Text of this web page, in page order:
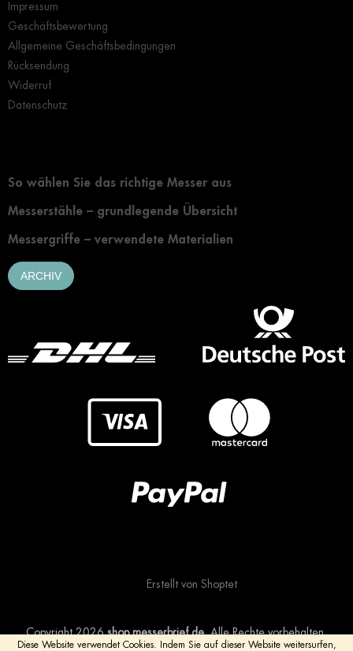
Diese Website verwendet Cookies. Indem Sie auf dieser Website weitersurfen,
Impressum
Geschäftsbewertung
Allgemeine Geschäftsbedingungen
Rücksendung
Widerruf
Datenschutz
So wählen Sie das richtige Messer aus
Messerstähle – grundlegende Übersicht
Messergriffe – verwendete Materialien
ARCHIV
Erstellt von Shoptet
Copyright 2026 shop.messerbrief.de . Alle Rechte vorbehalten.